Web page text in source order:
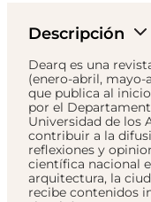
Descripción
Dearq es una
(enero-abril,
que publica al
por el
Universidad de los
contribuir a la
reflexiones y
científica nacional
arquitectura, la
recibe contenidos